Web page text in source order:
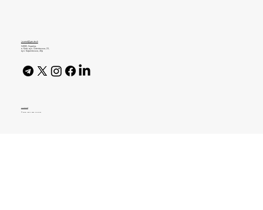
journal@gen.tech
04080, Україна,
м. Київ, вул. Оленівська, 23,​
вул. Кирилівська, 40р
© 2026 High Bar Journal